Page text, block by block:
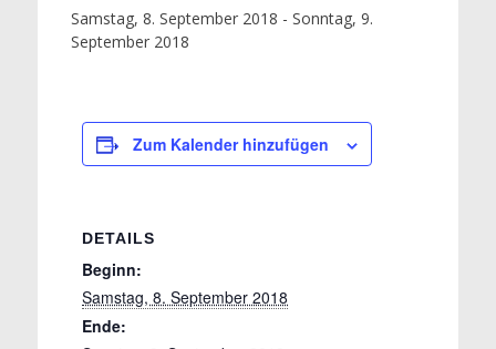
Samstag, 8. September 2018 - Sonntag, 9.
September 2018
Zum Kalender hinzufügen
DETAILS
Beginn:
Samstag, 8. September 2018
Ende: